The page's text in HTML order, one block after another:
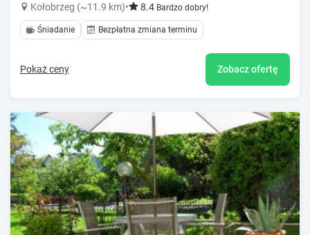
Kołobrzeg (~11.9 km)• 8.4 Bardzo dobry!
Śniadanie Bezpłatna zmiana terminu
Pokaż ceny Zobacz ofertę